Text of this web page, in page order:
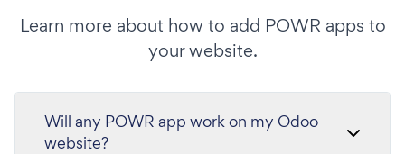
Learn more about how to add POWR apps to
your website.
Will any POWR app work on my Odoo
website?